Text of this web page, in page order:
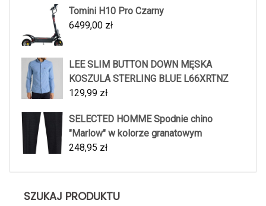
Tomini H10 Pro Czarny
6499,00 zł
LEE SLIM BUTTON DOWN MĘSKA
KOSZULA STERLING BLUE L66XRTNZ
129,99 zł
SELECTED HOMME Spodnie chino
"Marlow" w kolorze granatowym
248,95 zł
SZUKAJ PRODUKTU